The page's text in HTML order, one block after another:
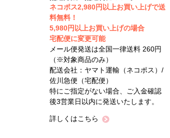
ネコポス2,980円以上お買い上げで送
料無料！
5,980円以上お買い上げの場合
宅配便に変更可能
メール便発送は全国一律送料 260円
（※対象商品のみ）
配送会社：ヤマト運輸（ネコポス）/
佐川急便（宅配便）
特にご指定がない場合、ご入金確認
後3営業日以内に発送いたします。
詳しくはこちら